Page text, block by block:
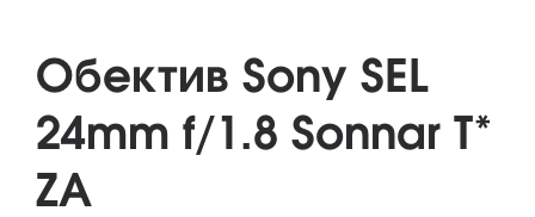
Обектив Sony SEL
24mm f/1.8 Sonnar T*
ZA